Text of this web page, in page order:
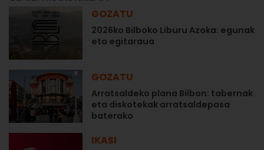
GOZATU
2026ko Bilboko Liburu Azoka: egunak
eta egitaraua
GOZATU
Arratsaldeko plana Bilbon: tabernak
eta diskotekak arratsaldepasa
baterako
IKASI